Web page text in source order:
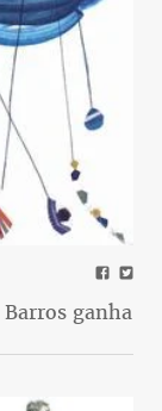
ganha